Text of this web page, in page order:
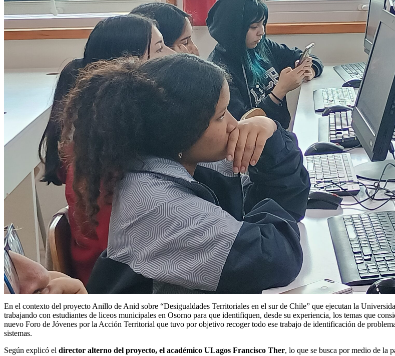
En el contexto del proyecto Anillo de Anid sobre “Desigualdades Territoriales en el sur de Chile” que ejecutan la
trabajando con estudiantes de liceos municipales en Osorno para que identifiquen, desde su experiencia, los temas que
nuevo Foro de Jóvenes por la Acción Territorial que tuvo por objetivo recoger todo ese trabajo de identificación de
sistemas.
Según explicó el director alterno del proyecto, el académico ULagos Francisco Ther, lo que se busca por medio de la